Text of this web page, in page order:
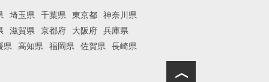
埼玉県 千葉県 東京都
神奈川県
滋賀県 京都府 大阪府
兵庫県
県
高知県 福岡県 佐賀県 長崎県